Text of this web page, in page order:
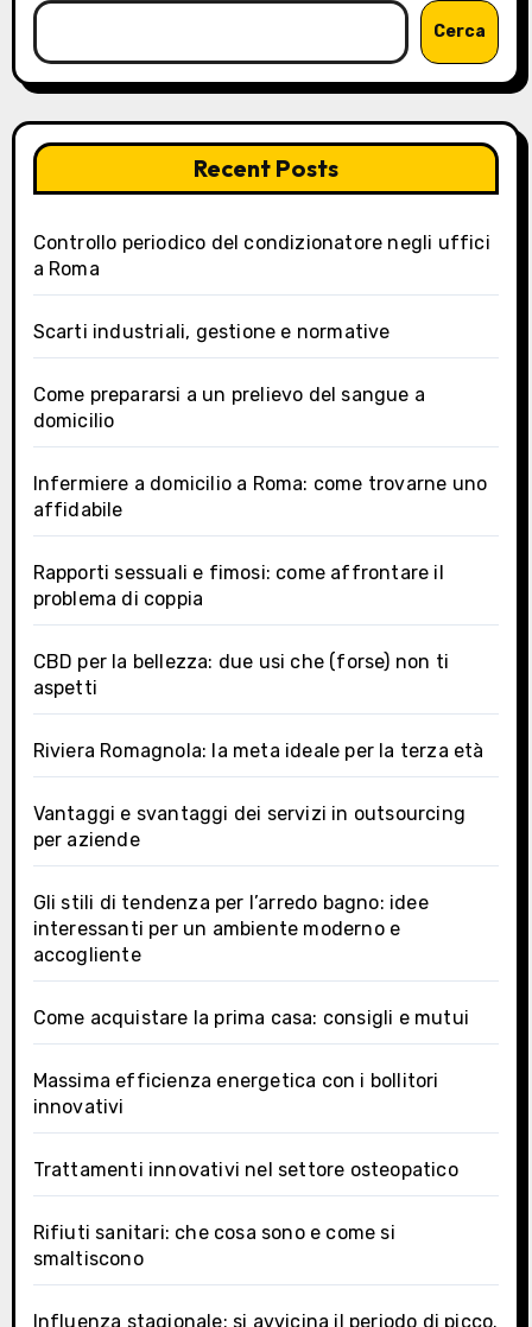
Cerca
Recent Posts
Controllo periodico del condizionatore negli uffici
a Roma
Scarti industriali, gestione e normative
Come prepararsi a un prelievo del sangue a
domicilio
Infermiere a domicilio a Roma: come trovarne uno
affidabile
Rapporti sessuali e fimosi: come affrontare il
problema di coppia
CBD per la bellezza: due usi che (forse) non ti
aspetti
Riviera Romagnola: la meta ideale per la terza età
Vantaggi e svantaggi dei servizi in outsourcing
per aziende
Gli stili di tendenza per l’arredo bagno: idee
interessanti per un ambiente moderno e
accogliente
Come acquistare la prima casa: consigli e mutui
Massima efficienza energetica con i bollitori
innovativi
Trattamenti innovativi nel settore osteopatico
Rifiuti sanitari: che cosa sono e come si
smaltiscono
Influenza stagionale: si avvicina il periodo di picco.